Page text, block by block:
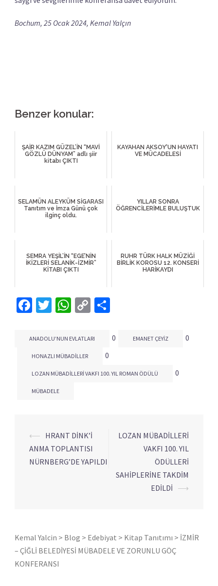
Bochum, 25 Ocak 2024, Kemal Yalçın
Benzer konular:
ŞAİR KAZIM GÜZEL’İN “MAVİ
GÖZLÜ DÜNYAM” adlı şiir
kitabı ÇIKTI
KAYAHAN AKSOY'UN HAYATI
VE MÜCADELESİ
SELAMÜN ALEYKÜM SİGARASI
Tanıtım ve İmza Günü çok
ilginç oldu.
YILLAR SONRA
ÖĞRENCİLERİMLE BULUŞTUK
SEMRA YEŞİL’İN “EGE’NİN
İKİZLERİ SELANİK-İZMİR”
KİTABI ÇIKTI
RUHR TÜRK HALK MÜZİĞİ
BİRLİK KOROSU 12. KONSERİ
HARİKAYDI
Facebook
Twitter
WhatsApp
Copy
ANADOLU’NUN EVLATLARI 0 EMANET ÇEYIZ 0
HONAZLI MÜBADILLER 0
LOZAN MÜBADILLERI VAKFI 100. YIL ROMAN ÖDÜLÜ 0
MÜBADELE
Yazı
dolaşımı
⟵ HRANT DİNK’İ
ANMA TOPLANTISI
NÜRNBERG’DE YAPILDI
LOZAN MÜBADİLLERİ
VAKFI 100. YIL
ÖDÜLLERİ
SAHİPLERİNE TAKDİM
EDİLDİ ⟶
Kemal Yalcin > Blog > Edebiyat > Kitap Tanıtımı > İZMİR
– ÇİĞLİ BELEDİYESİ MÜBADELE VE ZORUNLU GÖÇ
KONFERANSI